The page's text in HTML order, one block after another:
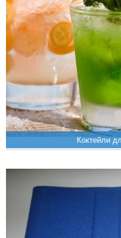
Коктейли